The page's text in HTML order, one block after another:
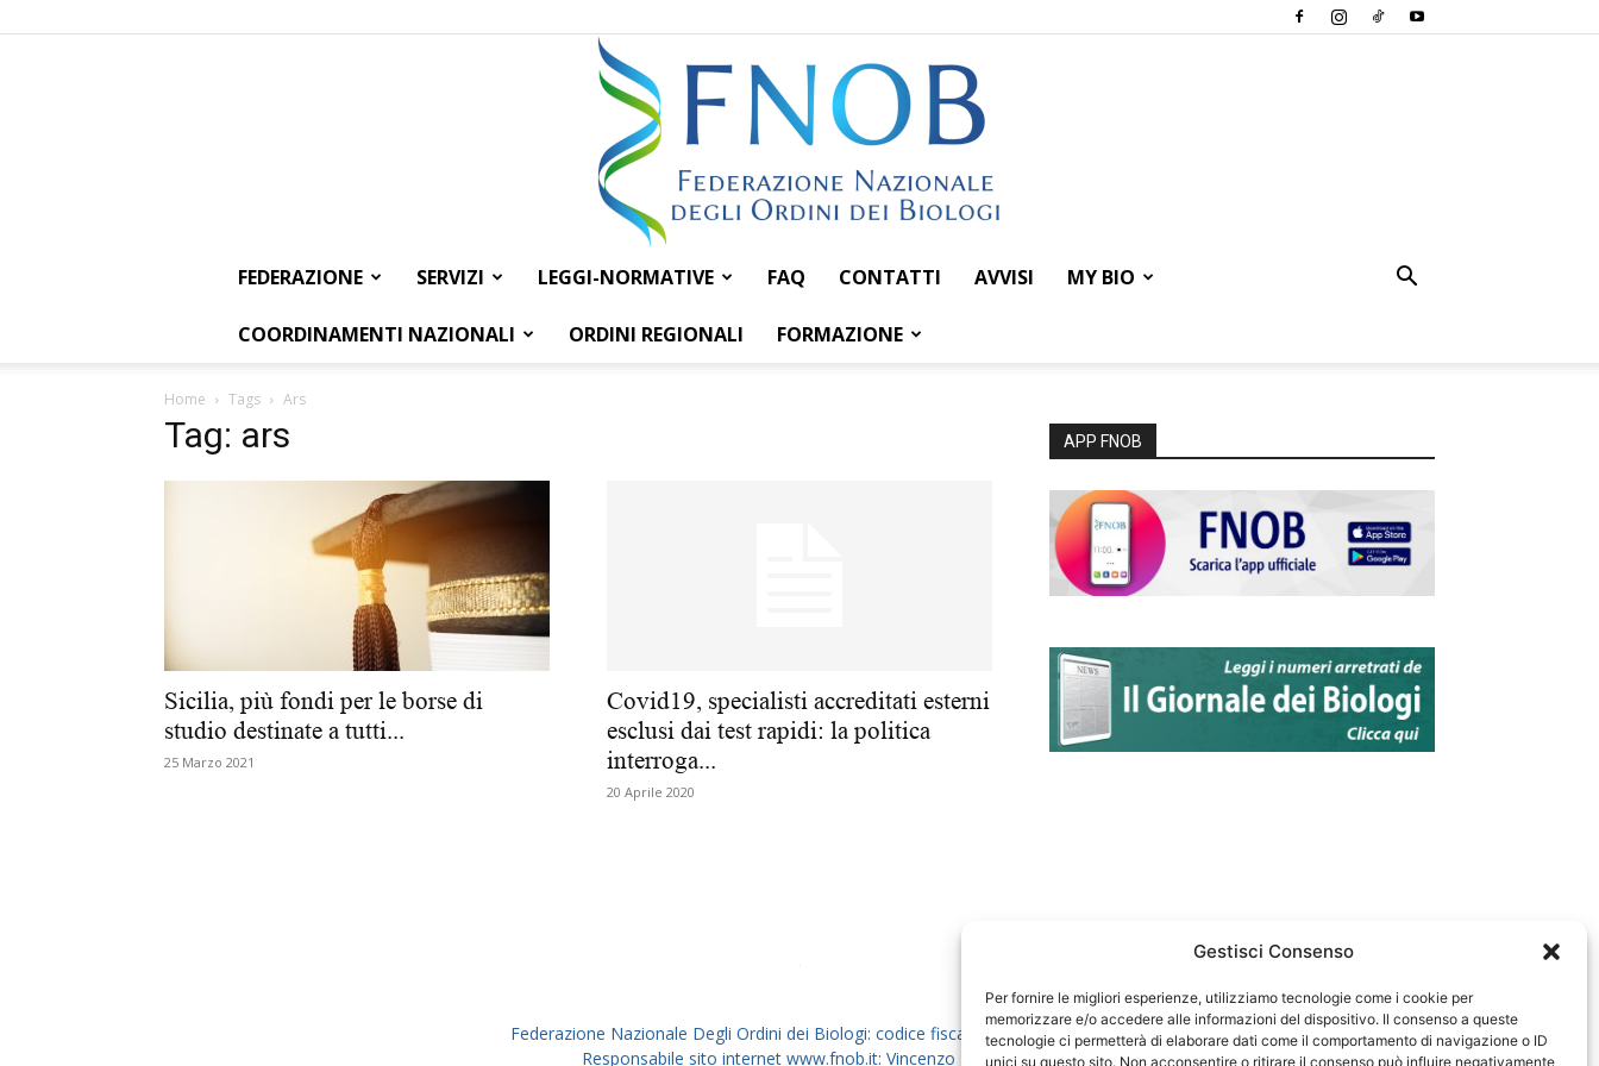
Gestisci Consenso
Per fornire le migliori esperienze, utilizziamo tecnologie come i cookie per
memorizzare e/o accedere alle informazioni del dispositivo. Il consenso a queste
tecnologie ci permetterà di elaborare dati come il comportamento di navigazione o ID
unici su questo sito. Non acconsentire o ritirare il consenso può influire negativamente
Federazione
FEDERAZIONE SERVIZI LEGGI-NORMATIVE FAQ CONTATTI AVVISI MY BIO
COORDINAMENTI NAZIONALI ORDINI REGIONALI FORMAZIONE
Home Tags Ars
Tag: ars
Sicilia, più fondi per le borse di
studio destinate a tutti...
25 Marzo 2021
Covid19, specialisti accreditati esterni
esclusi dai test rapidi: la politica
interroga...
20 Aprile 2020
APP FNOB
Federazione Nazionale Degli Ordini dei Biologi: codice fiscale 80069130583
Responsabile sito internet www.fnob.it: Vincenzo D'Anna